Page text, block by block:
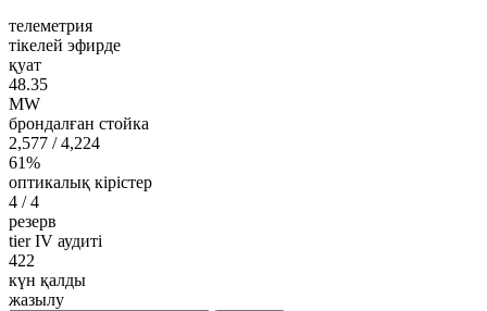
телеметрия
тікелей эфирде
қуат
48.35
MW
брондалған стойка
2,577 / 4,224
61%
оптикалық кірістер
4 / 4
резерв
tier IV аудиті
422
күн қалды
жазылу